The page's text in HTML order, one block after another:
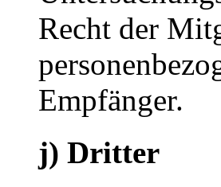
Recht der
Empfänger.
j) Dritter